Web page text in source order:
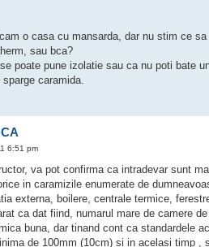
o casa cu mansarda, dar nu stim ce
sau bca?
poate pune izolatie sau ca nu poti bate
caramida.
6:51 pm
va pot confirma ca intradevar sunt
in caramizile enumerate de
externa, boilere, centrale termice,
ca dat fiind, numarul mare de camere
buna, dar tinand cont ca standardele
de 100mm (10cm) si in acelasi timp ,